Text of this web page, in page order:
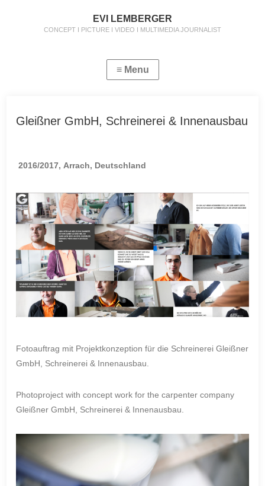
EVI LEMBERGER
CONCEPT I PICTURE I VIDEO I MULTIMEDIA JOURNALIST
Gleißner GmbH, Schreinerei & Innenausbau
2016/2017, Arrach, Deutschland
Fotoauftrag mit Projektkonzeption für die Schreinerei Gleißner
GmbH, Schreinerei & Innenausbau.
Photoproject with concept work for the carpenter company
Gleißner GmbH, Schreinerei & Innenausbau.